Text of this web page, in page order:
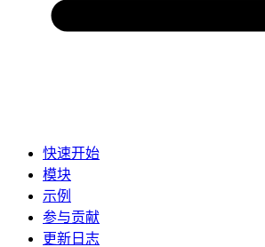
快速开始
模块
示例
参与贡献
更新日志